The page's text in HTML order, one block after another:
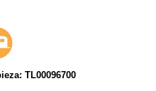
TL00096700